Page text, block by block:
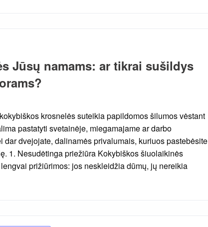
Jūsų namams: ar tikrai sušildys
krosnelės suteikia papildomos šilumos vėstant
pastatyti svetainėje, miegamajame ar darbo
dar dvejojate, dalinamės privalumais, kuriuos pastebėsite
1. Nesudėtinga priežiūra Kokybiškos šiuolaikinės
prižiūrimos: jos neskleidžia dūmų, jų nereikia